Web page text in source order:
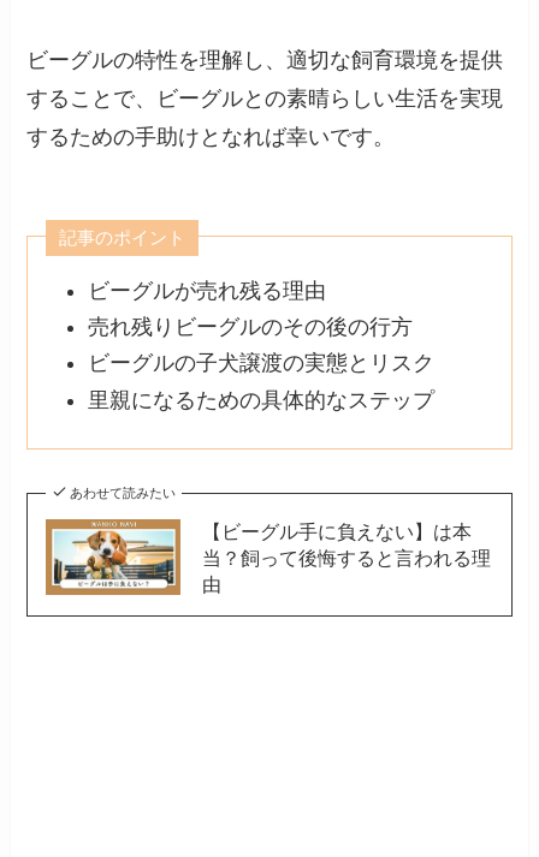
ビーグルの特性を理解し、適切な飼育環境を提供
することで、ビーグルとの素晴らしい生活を実現
するための手助けとなれば幸いです。
記事のポイント
ビーグルが売れ残る理由
売れ残りビーグルのその後の行方
ビーグルの子犬譲渡の実態とリスク
里親になるための具体的なステップ
あわせて読みたい
【ビーグル手に負えない】は本
当？飼って後悔すると言われる理
由